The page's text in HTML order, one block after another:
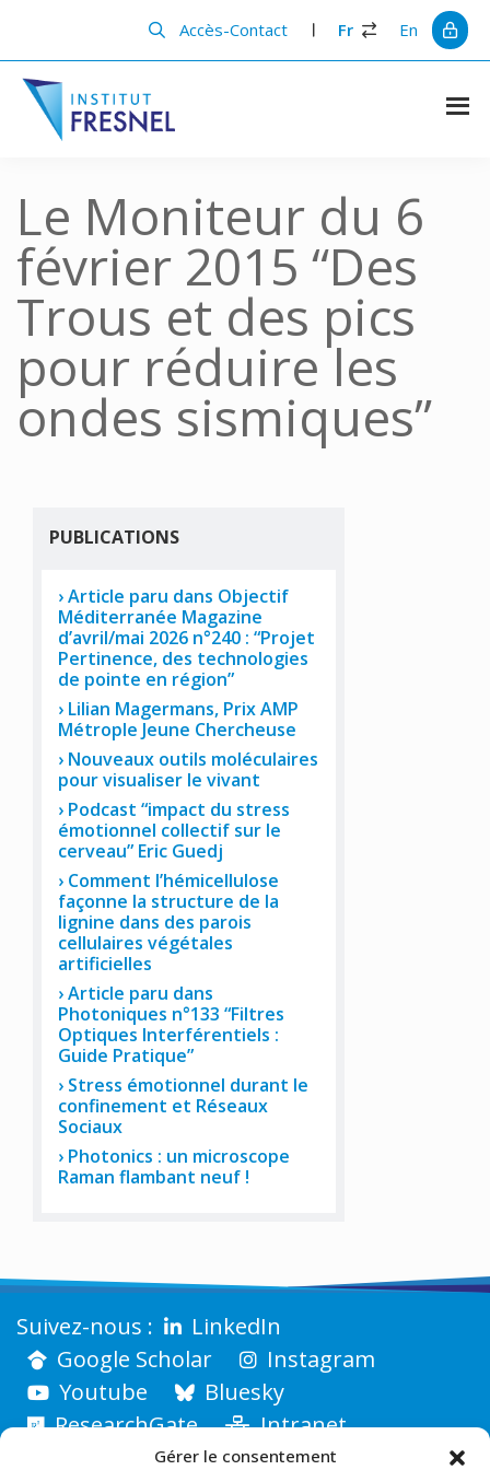
Gérer le consentement
principal
barre
principale
Accès-Contact Fr En
Institut
en
photonique
Le Moniteur du 6
février 2015 “Des
Trous et des pics
pour réduire les
ondes sismiques”
PUBLICATIONS
Article paru dans Objectif
Méditerranée Magazine
d’avril/mai 2026 n°240 : “Projet
Pertinence, des technologies
de pointe en région”
Lilian Magermans, Prix AMP
Métrople Jeune Chercheuse
Nouveaux outils moléculaires
pour visualiser le vivant
Podcast “impact du stress
émotionnel collectif sur le
cerveau” Eric Guedj
Comment l’hémicellulose
façonne la structure de la
lignine dans des parois
cellulaires végétales
artificielles
Article paru dans
Photoniques n°133 “Filtres
Optiques Interférentiels :
Guide Pratique”
Stress émotionnel durant le
confinement et Réseaux
Sociaux
Photonics : un microscope
Raman flambant neuf !
LinkedIn
Google Scholar
Instagram
Youtube
Bluesky
ResearchGate
Intranet